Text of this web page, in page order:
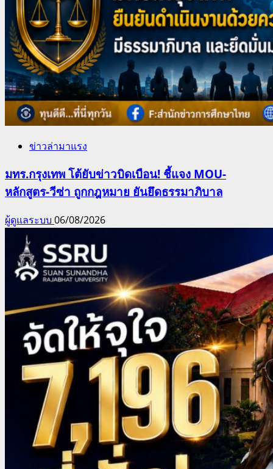
ข่าวล่ามาแรง
มทร.กรุงเทพ โต้ยับข่าวบิดเบือน! ชี้แจง MOU-
หลักสูตร-วีซ่า ถูกกฎหมาย ยันยึดธรรมาภิบาล
ผู้ดูแลระบบ 06/08/2026